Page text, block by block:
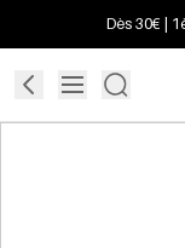
Dès 30€ |